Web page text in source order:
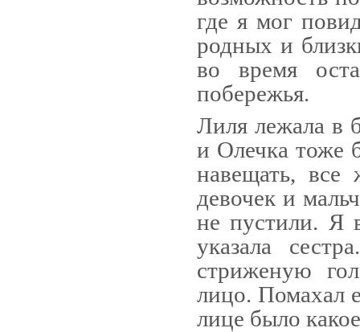
где я мог
родных и
во время
побережья.
Лиля лежала в
и Олечка тоже
навещать,
девочек и
не пустили. Я
указала
стриженую
лицо. Помахал
лице было